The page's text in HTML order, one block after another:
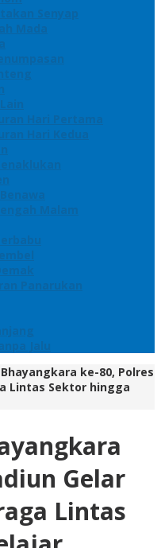
Senyap
Mada
Hari Pertama
Hari Kedua
Malam
Panarukan
Jalu
ke-80, Polres
Lintas Sektor hingga
Gelar
Lintas